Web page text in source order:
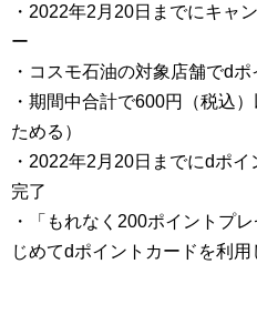
・2022年2月20日までにキャ
ー
・コスモ石油の対象店舗でd
・期間中合計で600円（税込
ためる）
・2022年2月20日までにdポ
完了
・「もれなく200ポイントプ
じめてdポイントカードを利用